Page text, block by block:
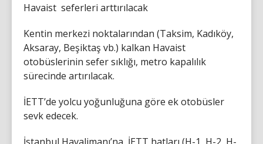
Havaist seferleri arttırılacak
Kentin merkezi noktalarından (Taksim, Kadıköy,
Aksaray, Beşiktaş vb.) kalkan Havaist
otobüslerinin sefer sıklığı, metro kapalılık
sürecinde artırılacak.
İETT’de yolcu yoğunluğuna göre ek otobüsler
sevk edecek.
İstanbul Havalimanı’na İETT hatları (H-1, H-2, H-